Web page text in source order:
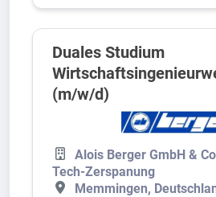
Duales Studium
(m/w/d)
Alois Berger GmbH &
Tech-Zerspanung
Memmingen,